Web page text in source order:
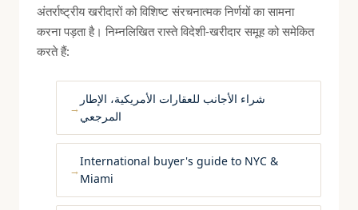
अंतर्राष्ट्रीय खरीदारों को विशिष्ट संरचनात्मक निर्णयों का सामना
करना पड़ता है। निम्नलिखित रास्ते विदेशी-खरीदार समूह को समेकित
करते हैं:
شراء الأجانب للعقارات الأمريكية، الإطار
المرجعي
International buyer's guide to NYC &
Miami